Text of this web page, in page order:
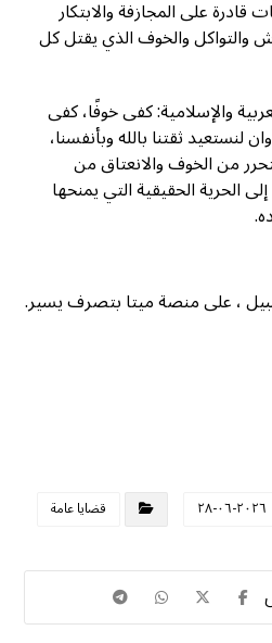
على المجازفة والابتكار
والتواكل والخوف الذي يقتل كل
والإسلامية: كفى خوفًا، كفى
لنستعيد ثقتنا بالله وبأنفسنا،
من الخوف والانعتاق من
الحرية الحقيقية التي يمنحها
، على منصة ميتا بتصرف يسير.
٢٠٢٦-٠٦-٢٨ قضايا عامة